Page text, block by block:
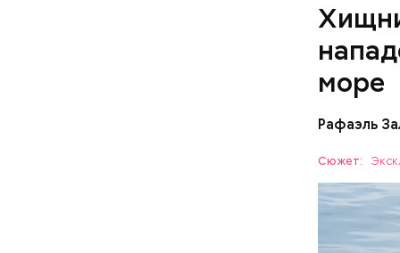
море
Рафаэль
Сюжет:
назад о
вполне